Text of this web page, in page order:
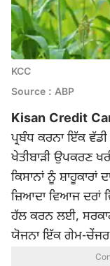
KCC
Source : ABP
Kisan Credit
ਪ੍ਰਬੰਧ ਕਰਨਾ ਇੱਕ
ਖੇਤੀਬਾੜੀ ਉਪਕਰਣ
ਕਿਸਾਨਾਂ ਨੂੰ
ਜ਼ਿਆਦਾ ਵਿਆਜ ਦਰਾਂ
ਹੱਲ ਕਰਨ ਲਈ,
ਯੋਜਨਾ ਇੱਕ ਗੇਮ-ਚੇਂਜਰ